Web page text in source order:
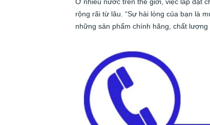
Ở nhiều nước trên thế giới, việc lắp đặt
rộng rãi từ lâu. “Sự hài lòng của bạn là
những sản phẩm chính hãng, chất